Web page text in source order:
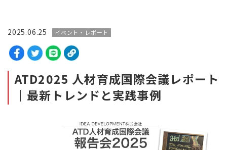
2025.06.25 イベント・レポート
ATD2025 人材育成国際会議レポート
｜最新トレンドと実践事例